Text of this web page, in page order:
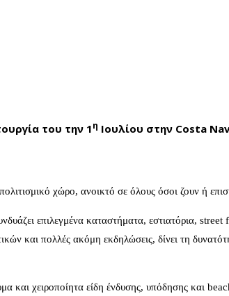
του την 1η Ιουλίου στην Costa
χώρο, ανοικτό σε όλους όσοι ζουν ή
επιλεγμένα καταστήματα, εστιατόρια,
και πολλές ακόμη εκδηλώσεις, δίνει τη
χειροποίητα είδη ένδυσης, υπόδησης και